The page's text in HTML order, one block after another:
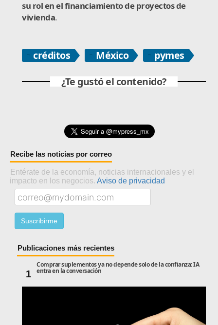
su rol en el financiamiento de proyectos de
vivienda.
créditos México
pymes
¿Te gustó el contenido?
Recibe las noticias por correo
Entérate de la economía, noticias internacionales y el
impacto en los negocios. Aviso de privacidad
Publicaciones más recientes
1
Comprar suplementos ya no depende solo de la confianza: IA
entra en la conversación